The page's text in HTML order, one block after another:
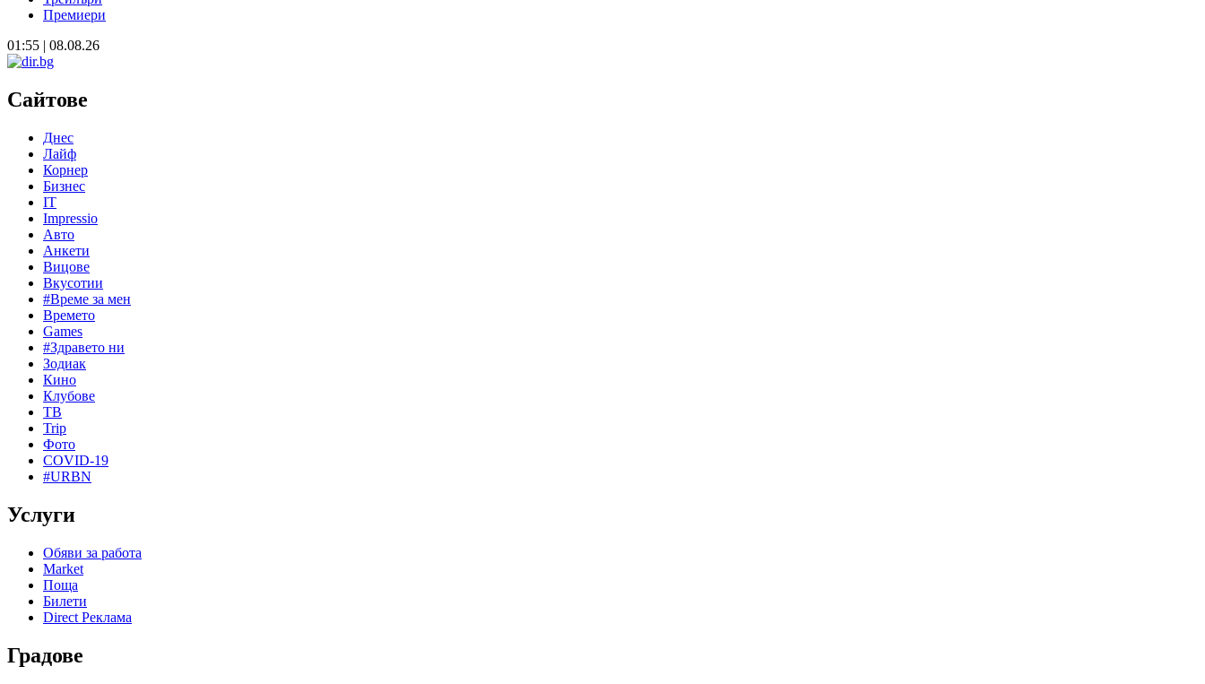
Премиери
01:55 | 08.08.26
Сайтове
Днес
Лайф
Корнер
Бизнес
IT
Impressio
Авто
Анкети
Вицове
Вкусотии
#Време за мен
Времето
Games
#Здравето ни
Зодиак
Кино
Клубове
ТВ
Trip
Фото
COVID-19
#URBN
Услуги
Обяви за работа
Market
Поща
Билети
Direct Реклама
Градове